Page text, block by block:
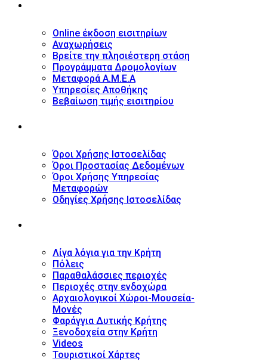
Online έκδοση εισιτηρίων
Αναχωρήσεις
Βρείτε την πλησιέστερη στάση
Προγράμματα Δρομολογίων
Μεταφορά Α.Μ.Ε.Α
Υπηρεσίες Αποθήκης
Βεβαίωση τιμής εισιτηρίου
Όροι Χρήσης Ιστοσελίδας
Όροι Προστασίας Δεδομένων
Όροι Χρήσης Υπηρεσίας
Μεταφορών
Οδηγίες Χρήσης Ιστοσελίδας
Λίγα λόγια για την Κρήτη
Πόλεις
Παραθαλάσσιες περιοχές
Περιοχές στην ενδοχώρα
Αρχαιολογικοί Χώροι-Μουσεία-
Μονές
Φαράγγια Δυτικής Κρήτης
Ξενοδοχεία στην Κρήτη
Videos
Τουριστικοί Χάρτες